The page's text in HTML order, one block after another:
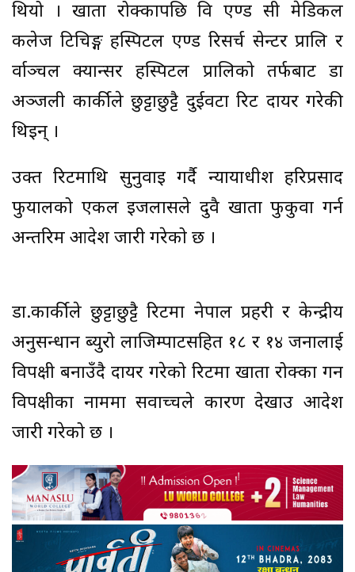
थियो । खाता रोक्कापछि वि एण्ड सी मेडिकल
कलेज टिचिङ्ग हस्पिटल एण्ड रिसर्च सेन्टर प्रालि र
र्वाञ्चल क्यान्सर हस्पिटल प्रालिको तर्फबाट डा
अञ्जली कार्कीले छुट्टाछुट्टै दुईवटा रिट दायर गरेकी
थिइन् ।
उक्त रिटमाथि सुनुवाइ गर्दै न्यायाधीश हरिप्रसाद
फुयालको एकल इजलासले दुवै खाता फुकुवा गर्न
अन्तरिम आदेश जारी गरेको छ ।
डा‍‍‍.कार्कीले छुट्टाछुट्टै रिटमा नेपाल प्रहरी र केन्द्रीय
अनुसन्धान ब्युरो लाजिम्पाटसहित १८ र १४ जनालाई
विपक्षी बनाउँदै दायर गरेको रिटमा खाता रोक्का गर्ने
विपक्षीका नाममा सर्वोच्चले कारण देखाउ आदेश
जारी गरेको छ ।